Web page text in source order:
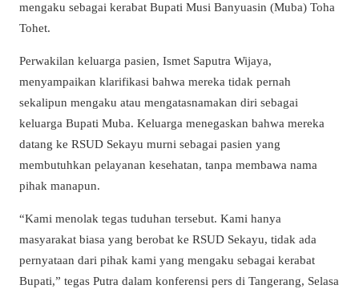
mengaku sebagai kerabat Bupati Musi Banyuasin (Muba) Toha
Tohet.
Perwakilan keluarga pasien, Ismet Saputra Wijaya,
menyampaikan klarifikasi bahwa mereka tidak pernah
sekalipun mengaku atau mengatasnamakan diri sebagai
keluarga Bupati Muba. Keluarga menegaskan bahwa mereka
datang ke RSUD Sekayu murni sebagai pasien yang
membutuhkan pelayanan kesehatan, tanpa membawa nama
pihak manapun.
“Kami menolak tegas tuduhan tersebut. Kami hanya
masyarakat biasa yang berobat ke RSUD Sekayu, tidak ada
pernyataan dari pihak kami yang mengaku sebagai kerabat
Bupati,” tegas Putra dalam konferensi pers di Tangerang, Selasa